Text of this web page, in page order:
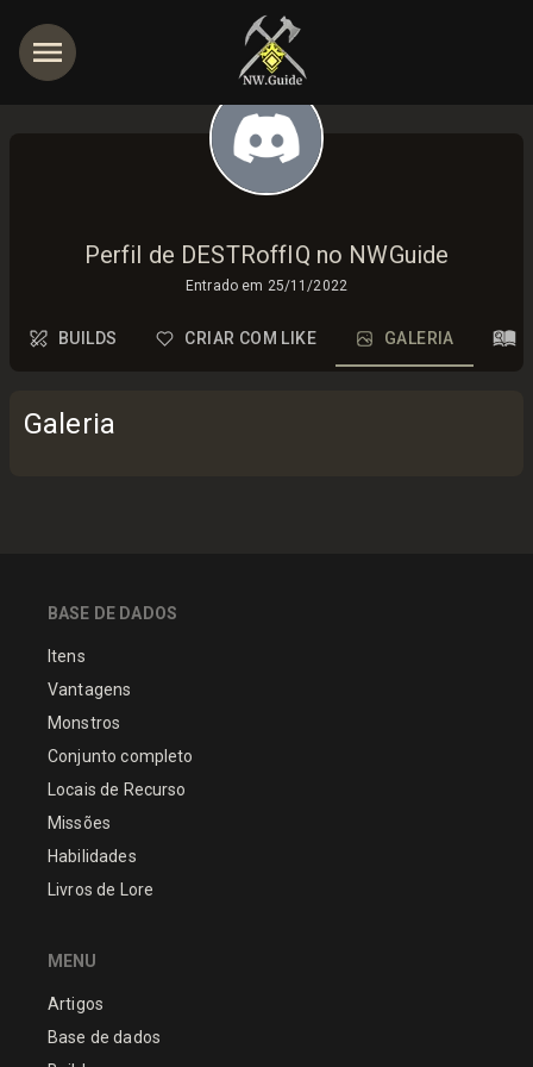
Perfil de DESTRoffIQ no NWGuide
Entrado em 25/11/2022
BUILDS CRIAR COM LIKE GALERIA
Galeria
BASE DE DADOS
Itens
Vantagens
Monstros
Conjunto completo
Locais de Recurso
Missões
Habilidades
Livros de Lore
MENU
Artigos
Base de dados